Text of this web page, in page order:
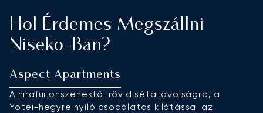
Hol Érdemes Megszállni
Niseko-Ban?
Aspect Apartments
A hirafui onszenektől rövid sétatávolságra, a
Yotei-hegyre nyíló csodálatos kilátással az